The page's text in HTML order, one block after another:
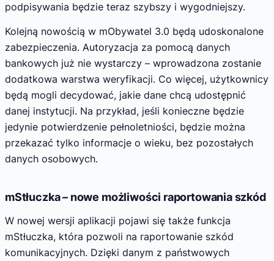
podpisywania będzie teraz szybszy i wygodniejszy.
Kolejną nowością w mObywatel 3.0 będą udoskonalone
zabezpieczenia. Autoryzacja za pomocą danych
bankowych już nie wystarczy – wprowadzona zostanie
dodatkowa warstwa weryfikacji. Co więcej, użytkownicy
będą mogli decydować, jakie dane chcą udostępnić
danej instytucji. Na przykład, jeśli konieczne będzie
jedynie potwierdzenie pełnoletniości, będzie można
przekazać tylko informacje o wieku, bez pozostałych
danych osobowych.
mStłuczka – nowe możliwości raportowania szkód
W nowej wersji aplikacji pojawi się także funkcja
mStłuczka, która pozwoli na raportowanie szkód
komunikacyjnych. Dzięki danym z państwowych